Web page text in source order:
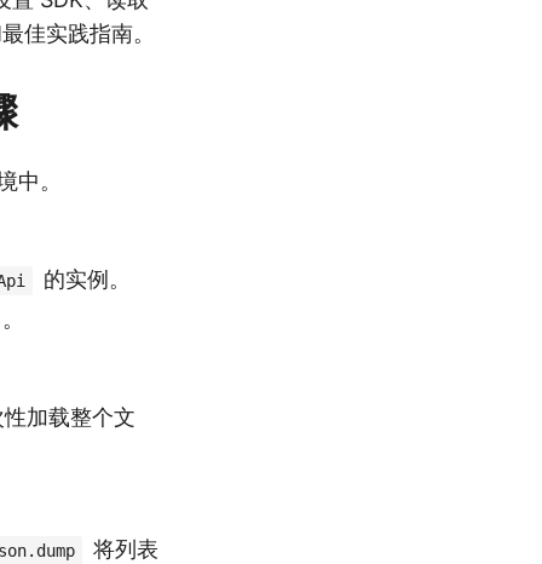
佳实践指南。
中。
的实例。
。
加载整个文
将列表